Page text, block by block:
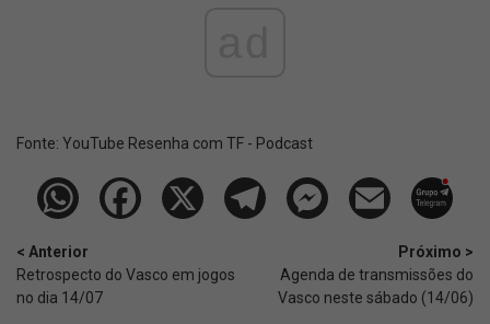
Fonte: YouTube Resenha com TF - Podcast
< Anterior
Retrospecto do Vasco em jogos
no dia 14/07
Próximo >
Agenda de transmissões do
Vasco neste sábado (14/06)